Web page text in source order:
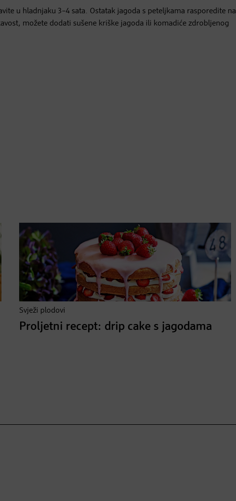
u hladnjaku 3–4 sata. Ostatak jagoda s peteljkama rasporedite na
možete dodati sušene kriške jagoda ili komadiće zdrobljenog
Svježi plodovi
Proljetni recept: drip cake s jagodama